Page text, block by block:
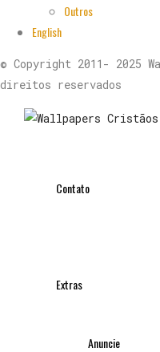
Outros
English
© Copyright 2011- 2025
direitos reservados
Contato
Extras
Anuncie